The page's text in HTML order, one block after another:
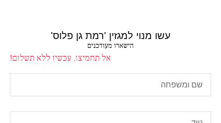
עשו מנוי למגזין 'רמת גן פלוס'
הישארו מעודכנים
אל תחמיצו, עכשיו ללא תשלום!